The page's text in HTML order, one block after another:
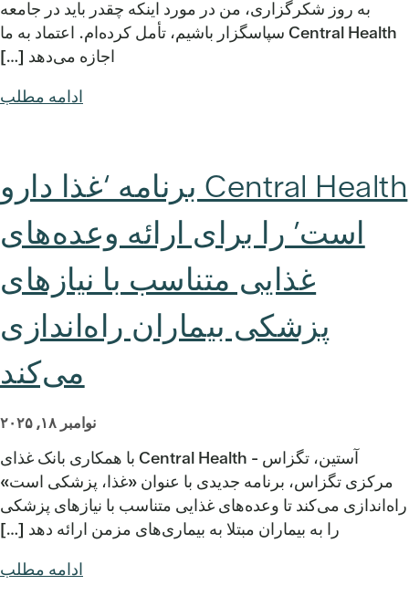
به روز شکرگزاری، من در مورد اینکه چقدر باید در جامعه
Central Health سپاسگزار باشیم، تأمل کرده‌ام. اعتماد به ما
اجازه می‌دهد […]
ادامه مطلب
Central Health برنامه ‘غذا دارو
است’ را برای ارائه وعده‌های
غذایی متناسب با نیازهای
پزشکی بیماران راه‌اندازی
می‌کند
نوامبر ۱۸, ۲۰۲۵
آستین، تگزاس - Central Health با همکاری بانک غذای
مرکزی تگزاس، برنامه جدیدی با عنوان «غذا، پزشکی است»
راه‌اندازی می‌کند تا وعده‌های غذایی متناسب با نیازهای پزشکی
را به بیماران مبتلا به بیماری‌های مزمن ارائه دهد […]
ادامه مطلب